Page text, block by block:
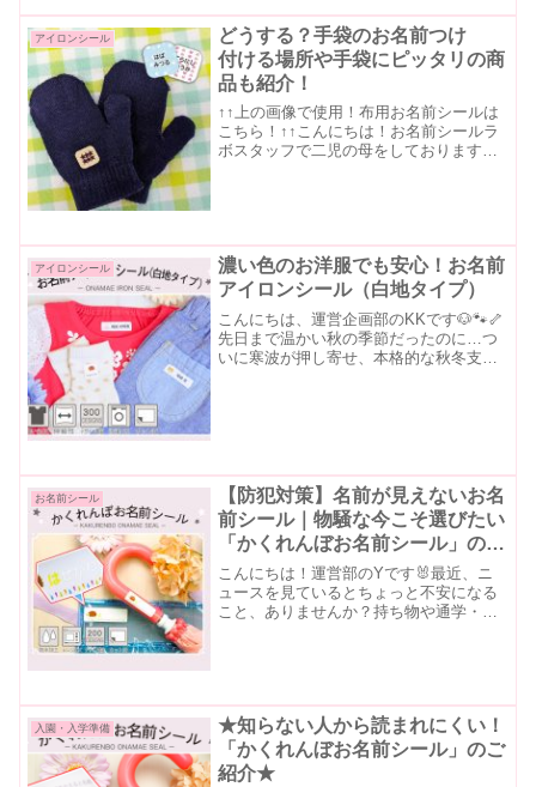
ら貼り付けるだけの大人気商品🥇🌈 タグ
用お名前シール 🌈▶ 特徴 その1⃣アイロ
ン不要で...
アイロンシール
どうする？手袋のお名前つけ
付ける場所や手袋にピッタリの商
品も紹介！
↑↑上の画像で使用！布用お名前シールは
こちら！↑↑こんにちは！お名前シールラ
ボスタッフで二児の母をしておりますO
アイロンシール
濃い色のお洋服でも安心！お名前
アイロンシール（白地タイプ）
こんにちは、運営企画部のKKです🐶🐾🦴
先日まで温かい秋の季節だったのに…つ
いに寒波が押し寄せ、本格的な秋冬支度
お名前シール
【防犯対策】名前が見えないお名
前シール｜物騒な今こそ選びたい
「かくれんぼお名前シール」のご
紹介★
こんにちは！運営部のYです🐰最近、ニ
ュースを見ているとちょっと不安になる
こと、ありませんか？持ち物や通学・通
入園・入学準備
★知らない人から読まれにくい！
「かくれんぼお名前シール」のご
紹介★